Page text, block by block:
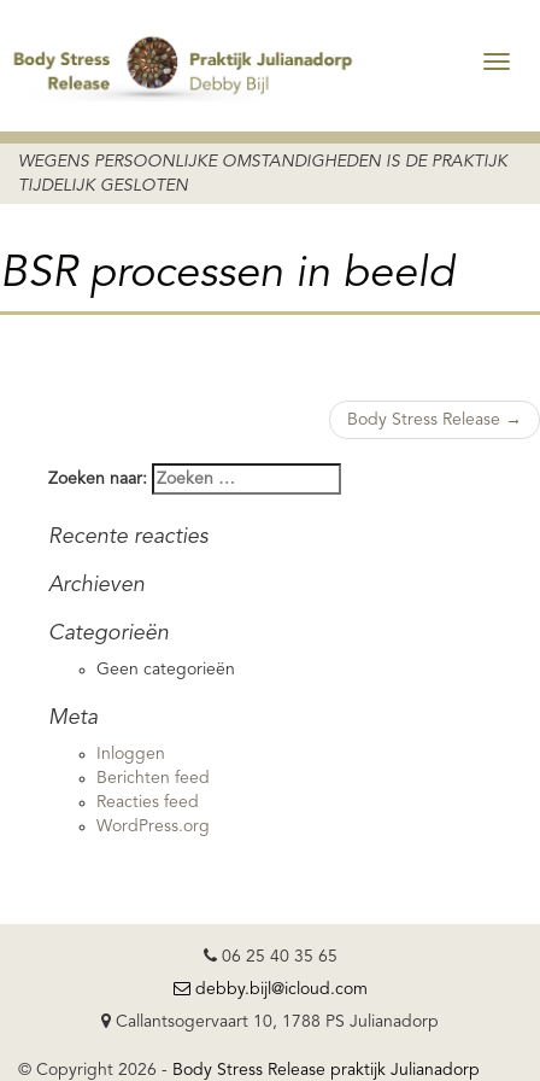
WEGENS PERSOONLIJKE OMSTANDIGHEDEN IS DE PRAKTIJK
TIJDELIJK GESLOTEN
BSR processen in beeld
navigation
Body Stress Release →
Zoeken naar:
Recente reacties
Archieven
Categorieën
Geen categorieën
Meta
Inloggen
Berichten feed
Reacties feed
WordPress.org
06 25 40 35 65
debby.bijl@icloud.com
Callantsogervaart 10, 1788 PS Julianadorp
© Copyright 2026 - Body Stress Release praktijk Julianadorp